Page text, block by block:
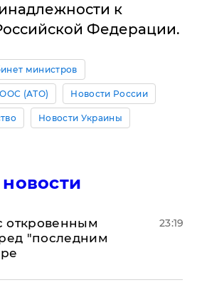
к
Федерации.
министров
ООС (АТО) Новости России
Новости Украины
откровенным
"последним
23:19